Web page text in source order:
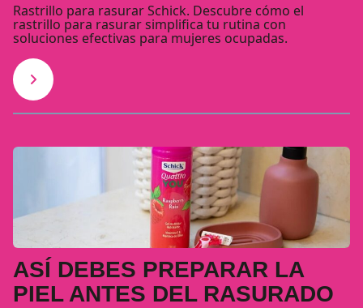
Rastrillo para rasurar Schick. Descubre cómo el
rastrillo para rasurar simplifica tu rutina con
soluciones efectivas para mujeres ocupadas.
ASÍ DEBES PREPARAR LA
PIEL ANTES DEL RASURADO